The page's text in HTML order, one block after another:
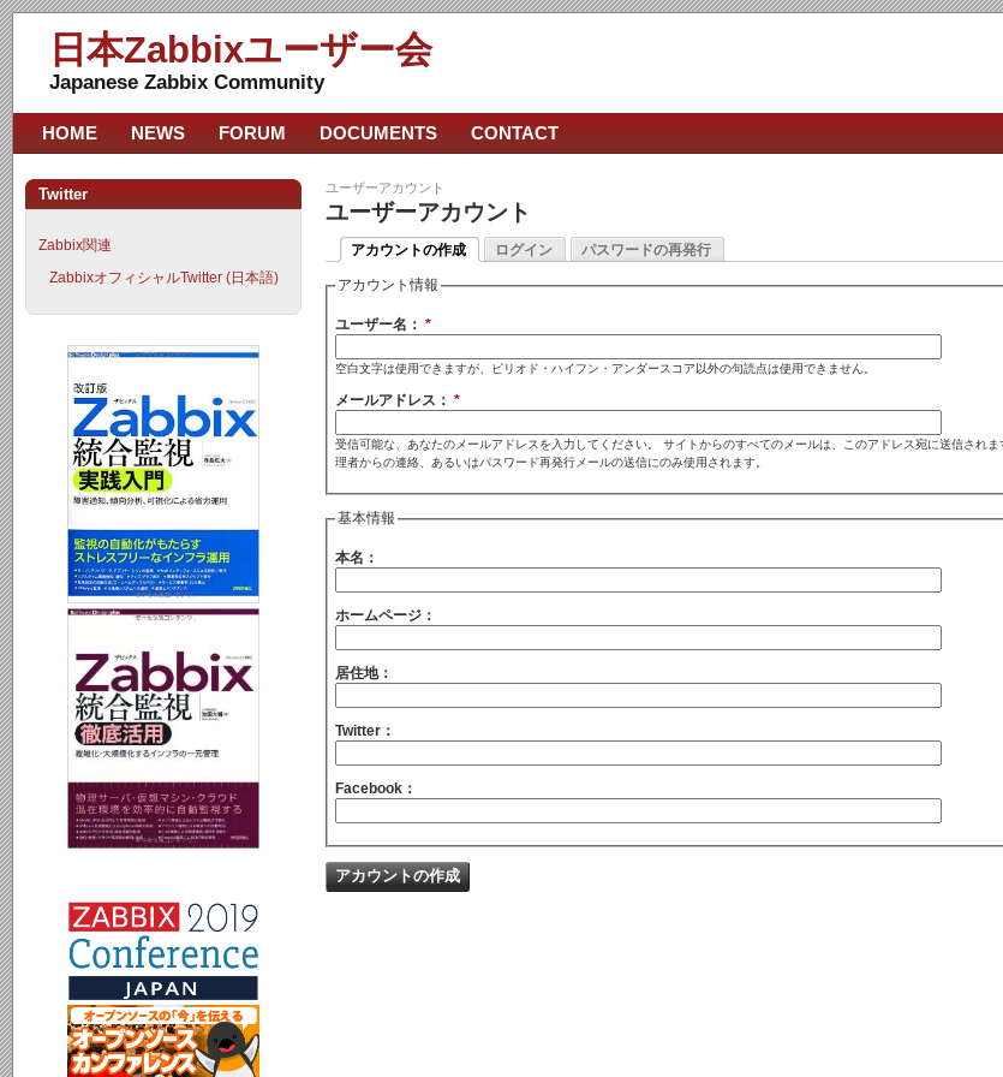
日本Zabbixユーザー会
Japanese Zabbix Community
ユーザーアカウント
ユーザーアカウント
アカウントの作成 ログイン パスワードの再発行
アカウント情報
ユーザー名： *
空白文字は使用できますが、ピリオド・ハイフン・アンダースコア以外の句読点は使用できません。
メールアドレス： *
受信可能な、あなたのメールアドレスを入力してください。 サイトからのすべてのメールは、このアドレス宛に送信さ
理者からの連絡、あるいはパスワード再発行メールの送信にのみ使用されます。
基本情報
本名：
ホームページ：
居住地：
Twitter：
Facebook：
HOME NEWS FORUM DOCUMENTS CONTACT
Twitter
Zabbix関連
ZabbixオフィシャルTwitter (日本語)